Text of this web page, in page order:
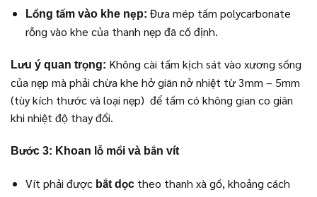
Lồng tấm vào khe nẹp: Đưa mép tấm polycarbonate
rỗng vào khe của thanh nẹp đã cố định.
Lưu ý quan trọng: Không cài tấm kịch sát vào xương sống
của nẹp mà phải chừa khe hở giãn nở nhiệt từ 3mm – 5mm
(tùy kích thước và loại nẹp) để tấm có không gian co giãn
khi nhiệt độ thay đổi.
Bước 3: Khoan lỗ mồi và bắn vít
Vít phải được bắt dọctheo thanh xà gồ, khoảng cách